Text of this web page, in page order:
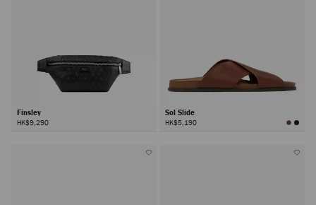
Finsley
HK$9,290
Sol Slide
HK$5,190